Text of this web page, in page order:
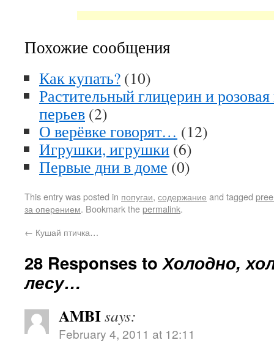
Похожие сообщения
Как купать? (10)
Растительный глицерин и
перьев (2)
О верёвке говорят… (12)
Игрушки, игрушки (6)
Первые дни в доме (0)
This entry was posted in попугаи, содержание and tagged
за оперением. Bookmark thepermalink.
← Кушай птичка…
28 Responses toХолодно,
лесу…
AMBIsays:
February 4, 2011 at 12:11